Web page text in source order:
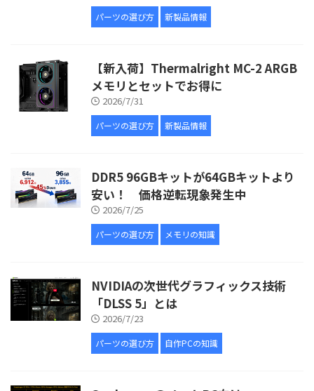
パーツの選び方 新製品情報
【新入荷】Thermalright MC-2 ARGB
メモリとセットでお得に
2026/7/31
パーツの選び方 新製品情報
DDR5 96GBキットが64GBキットより
安い！ 価格逆転現象発生中
2026/7/25
パーツの選び方 メモリの知識
NVIDIAの次世代グラフィックス技術
「DLSS 5」とは
2026/7/23
パーツの選び方 自作PCの知識